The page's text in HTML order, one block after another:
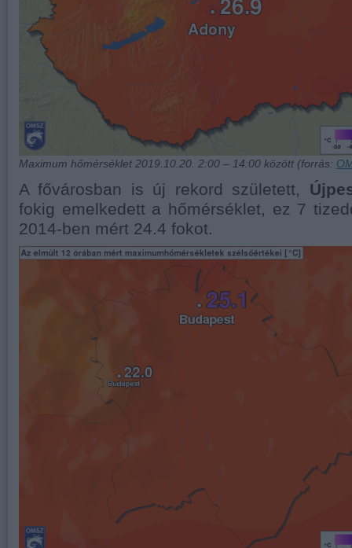
Maximum hőmérséklet 2019.10.20. 2:00 – 14:00 között (forrás:
A fővárosban is új rekord született,
fokig emelkedett a hőmérséklet, ez 7
2014-ben mért 24.4 fokot.